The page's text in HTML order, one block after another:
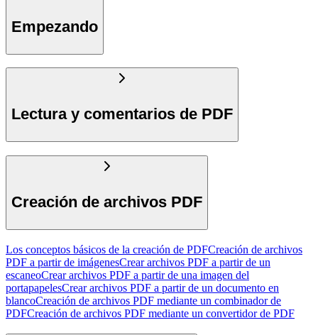
Empezando
Lectura y comentarios de PDF
Creación de archivos PDF
Los conceptos básicos de la creación de PDFCreación de archivos
PDF a partir de imágenesCrear archivos PDF a partir de un
escaneoCrear archivos PDF a partir de una imagen del
portapapelesCrear archivos PDF a partir de un documento en
blancoCreación de archivos PDF mediante un combinador de
PDFCreación de archivos PDF mediante un convertidor de PDF